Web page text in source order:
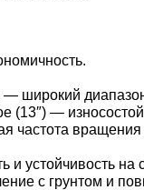
широкий
—
вращения
устойчивость на
с грунтом и